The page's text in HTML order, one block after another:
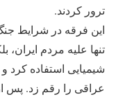
ترور کردند.
این فرقه در شرایط
تنها علیه مردم
شیمیایی استفاده
عراقی را رقم زد. پس